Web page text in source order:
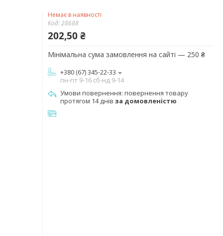
Немає в наявності
Код:28688
202,50 ₴
Мінімальна сума замовлення на сайті — 250 ₴
+380 (67) 345-22-33
пн-пт 9-16 сб-нд 9-14
повернення товару
протягом 14 днів за домовленістю